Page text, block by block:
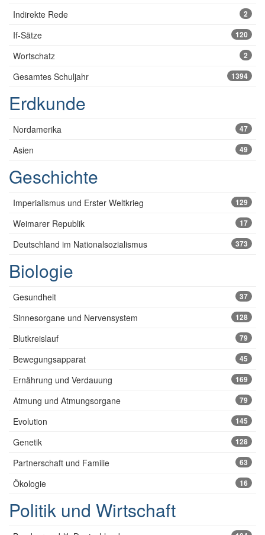
Indirekte Rede 2
If-Sätze 120
Wortschatz 2
Gesamtes Schuljahr 1394
Erdkunde
Nordamerika 47
Asien 49
Geschichte
Imperialismus und Erster Weltkrieg 129
Weimarer Republik 17
Deutschland im Nationalsozialismus 373
Biologie
Gesundheit 37
Sinnesorgane und Nervensystem 128
Blutkreislauf 79
Bewegungsapparat 45
Ernährung und Verdauung 169
Atmung und Atmungsorgane 79
Evolution 145
Genetik 128
Partnerschaft und Familie 63
Ökologie 16
Politik und Wirtschaft